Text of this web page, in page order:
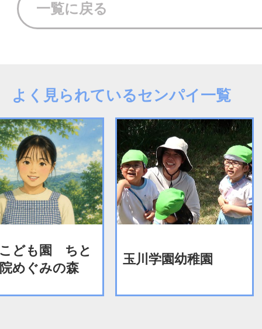
一覧に戻る
よく見られているセンパイ一覧
学園幼稚園 こぐま上野保育園